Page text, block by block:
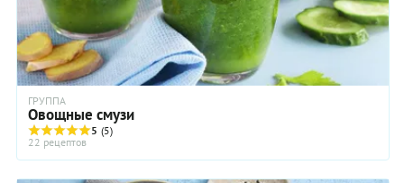
ГРУППА
Овощные смузи
5 (5)
22 рецептов